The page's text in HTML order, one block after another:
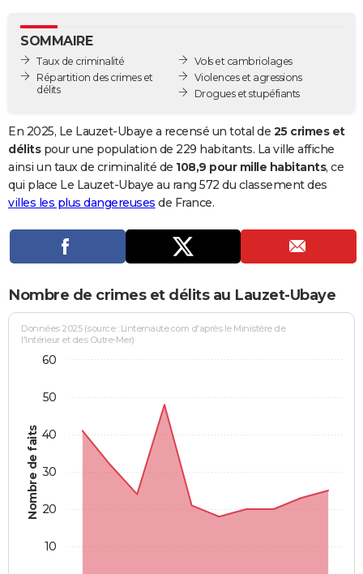
GUIDES D'ACHAT
BONS PLANS
Carte de Noël
Carte Bonne année
Carte Saint-Valentin
Carte Pâques
Carte d'anniversaire
DICTIONNAIRE
Dictionnaire
Biographies
Citations
Expressions
Proverbes
PROGRAMME TV
Se connecter
Entreprises
Service militaire
Avis de recherche
AVIS DE DÉCÈS
Bricolage
Lifestyle
Culture
Sport
Auto
Television
Voyage
Cinema
SOMMAIRE
Taux de criminalité
Répartition des crimes et
délits
Vols et cambriolages
Violences et agressions
Drogues et stupéfiants
En 2025, Le Lauzet-Ubaye a recensé un total de 25 crimes et
délitspour une population de 229 habitants. La ville affiche
ainsi un taux de criminalité de 108,9 pour mille habitants, ce
qui place Le Lauzet-Ubaye au rang 572 du classement des
villes les plus dangereuses de France.
Nombre de crimes et délits au Lauzet-Ubaye
Nombre de faits
Données 2025 (source : Linternaute.com d'après le Ministère de
l'Intérieur et des Outre-Mer)
10
20
30
40
50
60